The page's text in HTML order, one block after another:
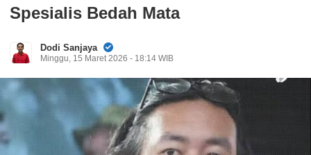
Spesialis Bedah Mata
Dodi Sanjaya
Minggu, 15 Maret 2026 - 18:14 WIB